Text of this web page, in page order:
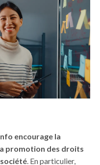
encourage la
promotion des droits
. En particulier,